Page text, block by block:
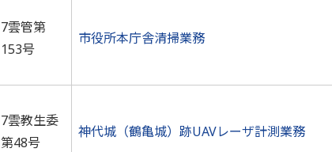
7雲管第
153号
市役所本庁舎清掃業務
7雲教生委
第48号
神代城（鶴亀城）跡UAVレーザ計測業務